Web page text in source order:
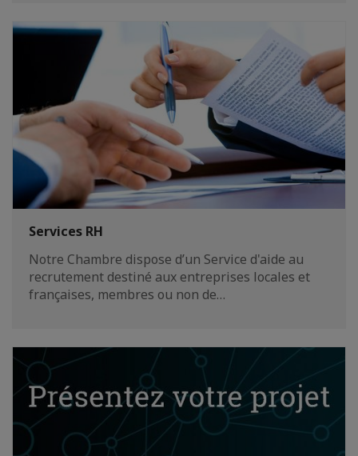
Services RH
Notre Chambre dispose d’un Service d'aide au
recrutement destiné aux entreprises locales et
françaises, membres ou non de…